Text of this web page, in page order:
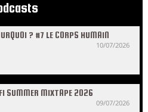
? #7 LE CORPS HUMAIN
10/07/2026
SUMMER MIXTAPE 2026
09/07/2026